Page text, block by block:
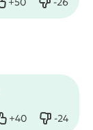
Нравится Не
+40
Нравится -24
Не